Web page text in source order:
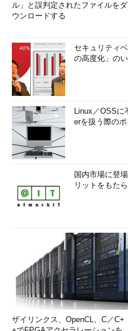
ル」と誤判定されたファイルをダ
ウンロードする
セキュリティ
の高度化」の
Linux／OSSに
erを扱う際のポ
国内市場に登
リットをもた
ザイリンクス、OpenCL、C／C+